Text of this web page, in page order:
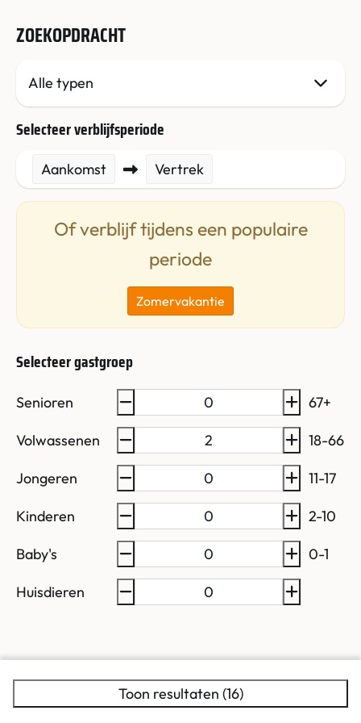
ZOEKOPDRACHT
Selecteer verblijfsperiode
Aankomst Vertrek
Of verblijf tijdens een populaire
periode
Zomervakantie
Selecteer gastgroep
Senioren 67+
Volwassenen 18-66
Jongeren 11-17
Kinderen 2-10
Baby's 0-1
Huisdieren
Toon resultaten (16)